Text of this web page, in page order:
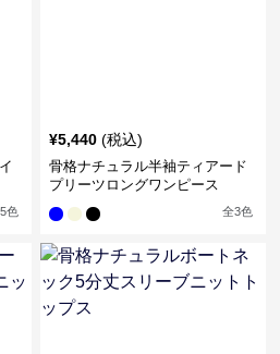
5色
¥5,440 (税込)
骨格ナチュラル半袖ティアード
プリーツロングワンピース
全3色